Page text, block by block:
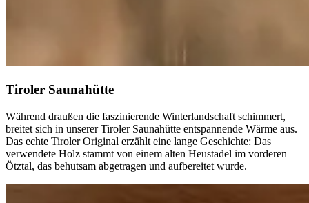
Tiroler Saunahütte
Während draußen die faszinierende Winterlandschaft schimmert,
breitet sich in unserer Tiroler Saunahütte entspannende Wärme aus.
Das echte Tiroler Original erzählt eine lange Geschichte: Das
verwendete Holz stammt von einem alten Heustadel im vorderen
Ötztal, das behutsam abgetragen und aufbereitet wurde.